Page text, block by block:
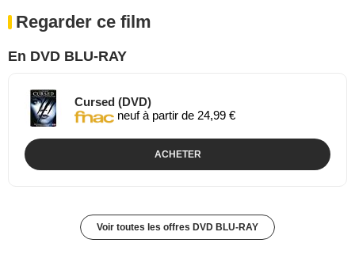
Regarder ce film
En DVD BLU-RAY
Cursed (DVD)
neuf à partir de 24,99 €
ACHETER
Voir toutes les offres DVD BLU-RAY